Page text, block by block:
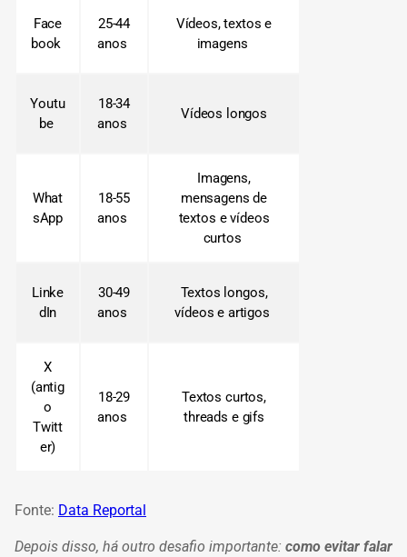
Face
book
25-44
anos
Vídeos, textos e
imagens
Youtu
be
18-34
anos
Vídeos longos
What
sApp
18-55
anos
Imagens,
mensagens de
textos e vídeos
curtos
Linke
dIn
30-49
anos
Textos longos,
vídeos e artigos
X
(antig
o
Twitt
er)
18-29
anos
Textos curtos,
threads e gifs
Fonte: Data Reportal
Depois disso, há outro desafio importante: como evitar falar